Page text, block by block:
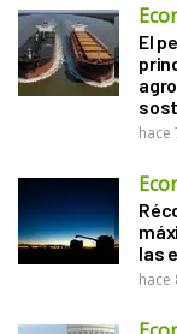
El
hace
las
hace